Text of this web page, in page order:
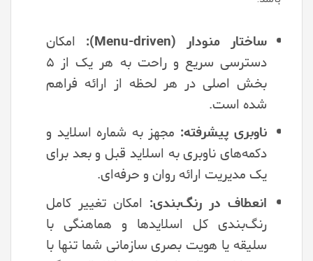
ساختار منودار (Menu-driven):
امکان
دسترسی سریع و راحت به هر یک از ۵
بخش اصلی در هر لحظه از ارائه فراهم
شده است.
ناوبری پیشرفته: مجهز به شماره اسلاید و
دکمه‌های ناوبری به اسلاید قبل و بعد برای
یک مدیریت ارائه روان و حرفه‌ای.
انعطاف در رنگ‌بندی: امکان تغییر کامل
رنگ‌بندی کل اسلایدها و هماهنگی با
سلیقه یا هویت بصری سازمانی شما تنها با